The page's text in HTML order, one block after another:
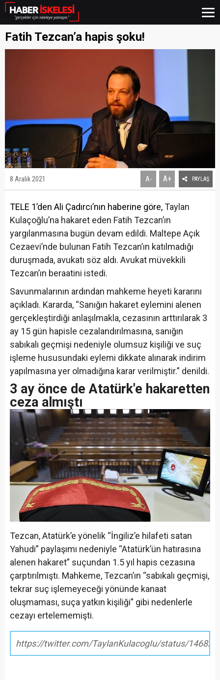
Fatih Tezcan’a hapis şoku!
8 Aralık 2021 A- A+ PAYLAŞ
TELE 1’den Ali Çadırcı’nın haberine göre,Taylan
Kulaçoğlu’na hakaret eden Fatih Tezcan’ın
yargılanmasına bugün devam edildi. Maltepe Açık
Cezaevi’nde bulunan Fatih Tezcan’ın katılmadığı
duruşmada, avukatı söz aldı. Avukat müvekkili
Tezcan’ın beraatini istedi.
Savunmalarının ardından mahkeme heyeti kararını
açıkladı. Kararda, “Sanığın hakaret eylemini alenen
gerçekleştirdiği anlaşılmakla, cezasının arttırılarak 3
ay 15 gün hapisle cezalandırılmasına, sanığın
sabıkalı geçmişi nedeniyle olumsuz kişiliği ve suç
işleme hususundaki eylemi dikkate alınarak indirim
yapılmasına yer olmadığına karar verilmiştir.” denildi.
3 ay önce de Atatürk'e hakaretten
ceza almıştı
Tezcan, Atatürk’e yönelik “İngiliz’e hilafeti satan
Yahudi” paylaşımı nedeniyle “Atatürk’ün hatırasına
alenen hakaret” suçundan 1.5 yıl hapis cezasına
çarptırılmıştı. Mahkeme, Tezcan’ın “sabıkalı geçmişi,
tekrar suç işlemeyeceği yönünde kanaat
oluşmaması, suça yatkın kişiliği” gibi nedenlerle
cezayı ertelememişti.
https://twitter.com/TaylanKulacogIu/status/